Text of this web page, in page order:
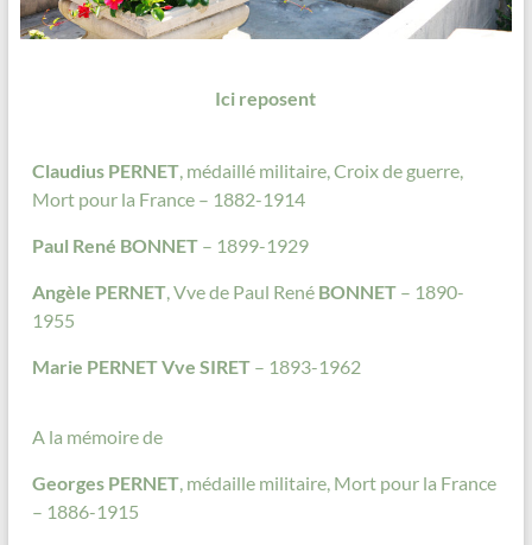
Ici reposent
Claudius PERNET, médaillé militaire, Croix de guerre,
Mort pour la France – 1882-1914
Paul René BONNET– 1899-1929
Angèle PERNET, Vve de Paul René BONNET– 1890-
1955
Marie PERNET Vve SIRET– 1893-1962
A la mémoire de
Georges PERNET, médaille militaire, Mort pour la France
– 1886-1915